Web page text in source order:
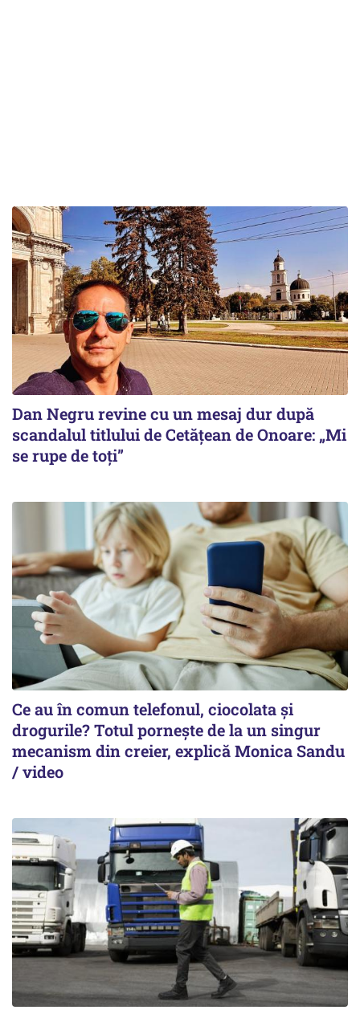
Dan Negru revine cu un mesaj dur după
scandalul titlului de Cetățean de Onoare: „Mi
se rupe de toți”
Ce au în comun telefonul, ciocolata și
drogurile? Totul pornește de la un singur
mecanism din creier, explică Monica Sandu
/ video